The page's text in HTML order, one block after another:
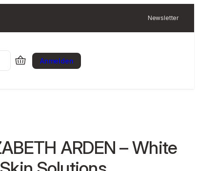
Newsletter
Anmelden
ARDEN – White